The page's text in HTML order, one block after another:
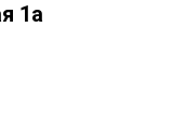
1а